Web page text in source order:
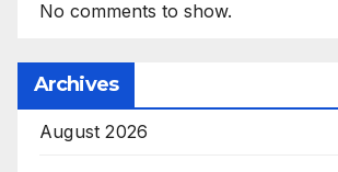
No comments to show.
Archives
August 2026